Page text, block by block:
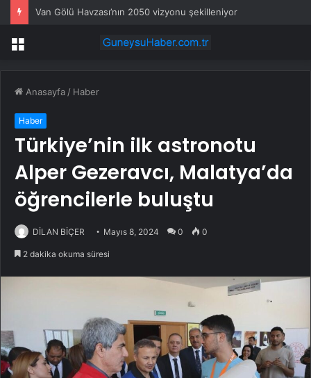
Van Gölü Havzası’nın 2050 vizyonu şekilleniyor
Menü
Anasayfa / Haber
Haber
Türkiye’nin ilk astronotu
Alper Gezeravcı, Malatya’da
öğrencilerle buluştu
DİLAN BİÇER Mayıs 8, 2024 0 0
2 dakika okuma süresi